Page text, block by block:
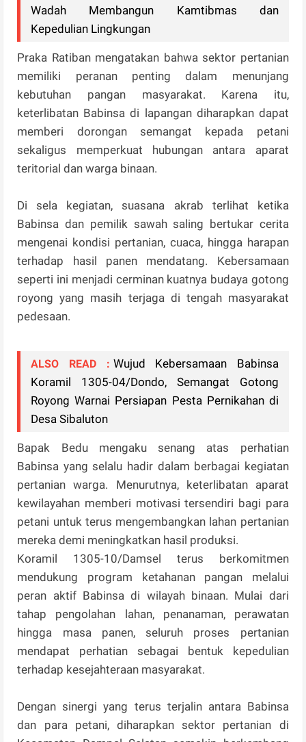
Wadah Membangun Kamtibmas dan
Kepedulian Lingkungan
Praka Ratiban mengatakan bahwa sektor pertanian
memiliki peranan penting dalam menunjang
kebutuhan pangan masyarakat. Karena itu,
keterlibatan Babinsa di lapangan diharapkan dapat
memberi dorongan semangat kepada petani
sekaligus memperkuat hubungan antara aparat
teritorial dan warga binaan.
Di sela kegiatan, suasana akrab terlihat ketika
Babinsa dan pemilik sawah saling bertukar cerita
mengenai kondisi pertanian, cuaca, hingga harapan
terhadap hasil panen mendatang. Kebersamaan
seperti ini menjadi cerminan kuatnya budaya gotong
royong yang masih terjaga di tengah masyarakat
pedesaan.
ALSO READ : Wujud Kebersamaan Babinsa
Koramil 1305-04/Dondo, Semangat Gotong
Royong Warnai Persiapan Pesta Pernikahan di
Desa Sibaluton
Bapak Bedu mengaku senang atas perhatian
Babinsa yang selalu hadir dalam berbagai kegiatan
pertanian warga. Menurutnya, keterlibatan aparat
kewilayahan memberi motivasi tersendiri bagi para
petani untuk terus mengembangkan lahan pertanian
mereka demi meningkatkan hasil produksi.
Koramil 1305-10/Damsel terus berkomitmen
mendukung program ketahanan pangan melalui
peran aktif Babinsa di wilayah binaan. Mulai dari
tahap pengolahan lahan, penanaman, perawatan
hingga masa panen, seluruh proses pertanian
mendapat perhatian sebagai bentuk kepedulian
terhadap kesejahteraan masyarakat.
Dengan sinergi yang terus terjalin antara Babinsa
dan para petani, diharapkan sektor pertanian di